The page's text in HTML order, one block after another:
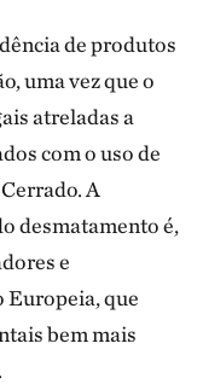
de produtos
uma vez que o
atreladas a
com o uso de
A
desmatamento é,
e
Europeia, que
bem mais